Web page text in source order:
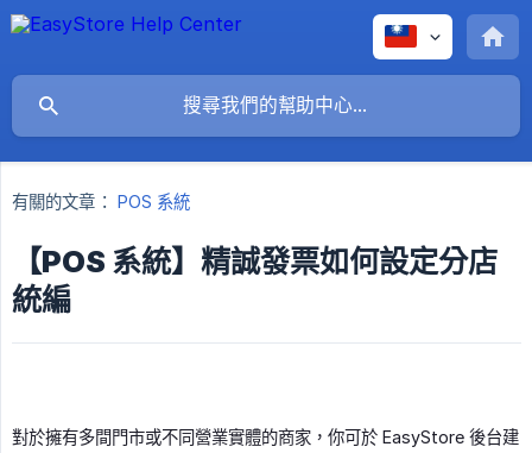
有關的文章： POS 系統
【POS 系統】精誠發票如何設定分店
統編
對於擁有多間門市或不同營業實體的商家，你可於 EasyStore 後台建